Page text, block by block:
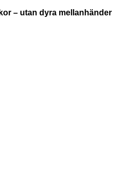
– utan dyra mellanhänder